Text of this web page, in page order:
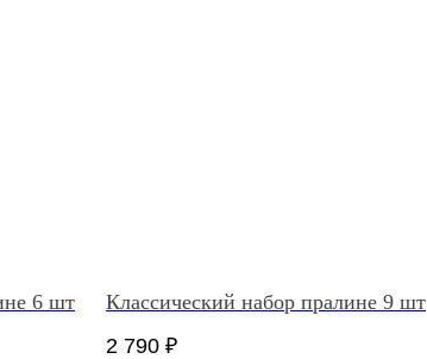
6 шт
Классический набор пралине 9 шт
2 790 ₽